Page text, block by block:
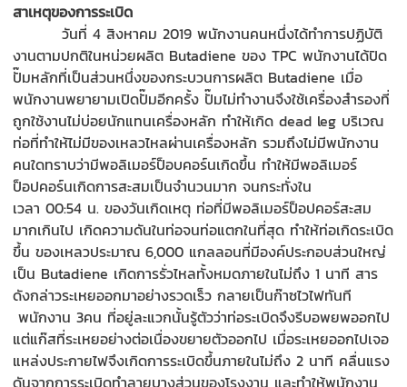
สาเหตุของการระเบิด
วันที่4 สิงหาคม2019 พนักงานคนหนึ่งได้ทำการปฏิบัติ
งานตามปกติในหน่วยผลิต ButadieneของTPC พนักงานได้ปิด
ปั๊มหลักที่เป็นส่วนหนึ่งของกระบวนการผลิต Butadiene เมื่อ
พนักงานพยายามเปิดปั๊มอีกครั้ง ปั๊มไม่ทำงานจึงใช้เครื่องสำรองที่
ถูกใช้งานไม่บ่อยนักแทนเครื่องหลัก ทำให้เกิดdead leg บริเวณ
ท่อที่ทำให้ไม่มีของเหลวไหลผ่านเครื่องหลัก รวมถึงไม่มีพนักงาน
คนใดทราบว่ามีพอลิเมอร์ป็อบคอร์นเกิดขึ้น ทำให้มีพอลิเมอร์
ป็อปคอร์นเกิดการสะสมเป็นจำนวนมาก จนกระทั่งใน
เวลา00:54 น. ของวันเกิดเหตุ ท่อที่มีพอลิเมอร์ป็อปคอร์สะสม
มากเกินไป เกิดความดันในท่อจนท่อแตกในที่สุด ทำให้ท่อเกิดระเบิด
ขึ้น ของเหลวประมาณ6,000 แกลลอนที่มีองค์ประกอบส่วนใหญ่
เป็น Butadiene เกิดการรั่วไหลทั้งหมดภายในไม่ถึง1 นาที สาร
ดังกล่าวระเหยออกมาอย่างรวดเร็ว กลายเป็นก๊าซไวไฟทันที
พนักงาน3คน ที่อยู่ละแวกนั้นรู้ตัวว่าท่อระเบิดจึงรีบอพยพออกไป
แต่แก๊สที่ระเหยอย่างต่อเนื่องขยายตัวออกไป เมื่อระเหยออกไปเจอ
แหล่งประกายไฟจึงเกิดการระเบิดขึ้นภายในไม่ถึง2 นาที คลื่นแรง